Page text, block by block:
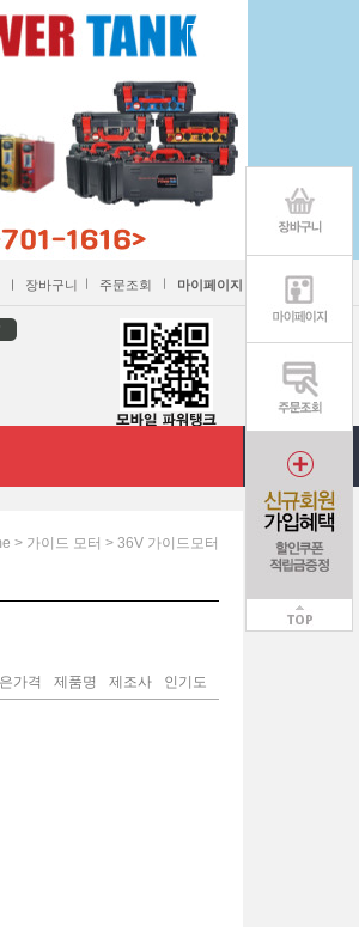
ㅣ 장바구니 ㅣ 주문조회 ㅣ 마이페이지
> 가이드 모터 > 36V 가이드모터
가격 제품명 제조사 인기도